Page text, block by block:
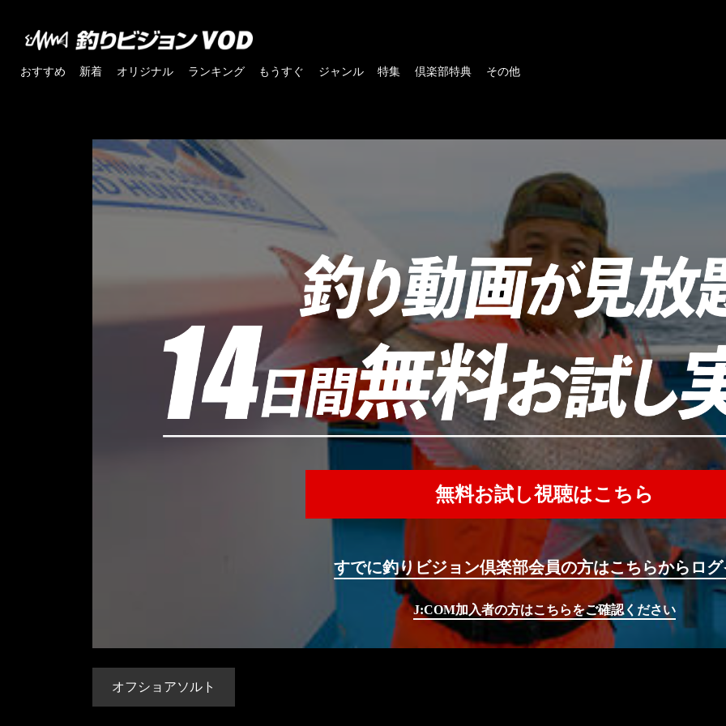
おすすめ 新着 オリジナル ランキング もうすぐ ジャンル 特集 倶楽部特典 その他
無料お試し視聴はこちら
すでに釣りビジョン倶楽部会員の方はこちらからロ
J:COM加入者の方はこちらをご確認ください
オフショアソルト